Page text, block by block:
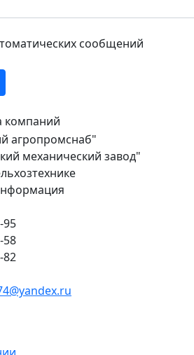
сообщений
компаний
агропромснаб"
механический завод"
95
58
82